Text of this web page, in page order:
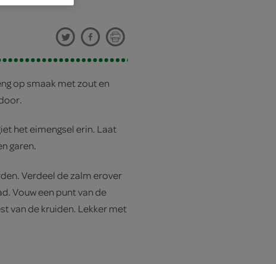
op smaak met zout en
het eimengsel erin. Laat
garen.
Verdeel de zalm erover
Vouw een punt van de
van de kruiden. Lekker met